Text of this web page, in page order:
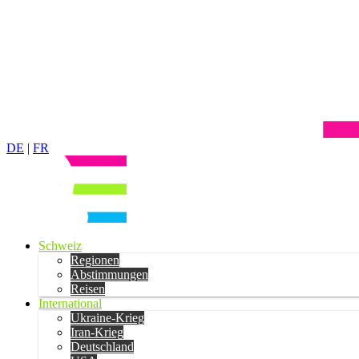
DE | FR
Schweiz
Regionen
Abstimmungen
Reisen
International
Ukraine-Krieg
Iran-Krieg
Deutschland